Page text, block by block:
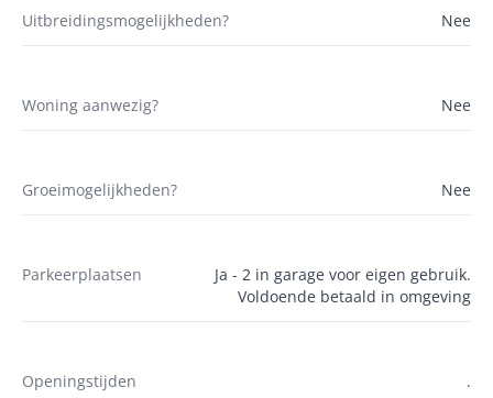
Uitbreidingsmogelijkheden? Nee
Woning aanwezig? Nee
Groeimogelijkheden? Nee
Parkeerplaatsen
Ja - 2 in garage voor eigen gebruik.
Voldoende betaald in omgeving
Openingstijden .